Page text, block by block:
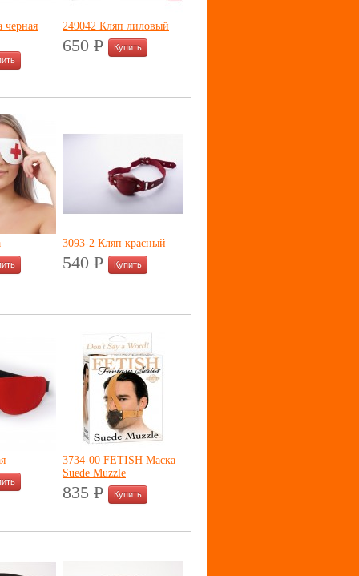
черная 249042 Кляп лиловый
650 P
УБ.
3093-2 Кляп красный
540 P
УБ.
3734-00 FETISH Маска
Suede Muzzle
835 P
УБ.